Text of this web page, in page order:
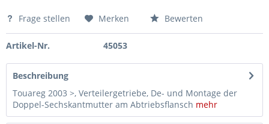
Frage stellen Merken Bewerten
Artikel-Nr. 45053
Beschreibung
Touareg 2003 >, Verteilergetriebe, De- und Montage der
Doppel-Sechskantmutter am Abtriebsflansch mehr